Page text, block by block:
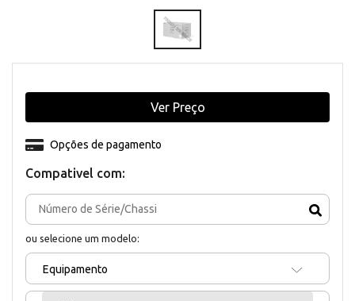
Compativel com:
ou selecione um modelo:
Equipamento
Opções de pagamento
Ver Preço